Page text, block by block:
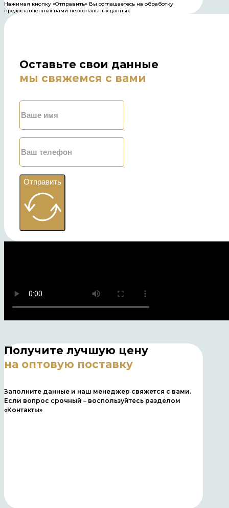
Нажимая кнопку «Отправить» Вы соглашаетесь на обработку
предоставленных вами персональных данных
Оставьте свои данные
мы свяжемся с вами
Отправить
Получите лучшую цену
на оптовую поставку
Заполните данные и наш менеджер свяжется с вами.
Если вопрос срочный – воспользуйтесь разделом
«Контакты»